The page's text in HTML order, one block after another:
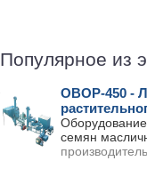
Популярное из
ОВОР-450 -
Оборудование
семян